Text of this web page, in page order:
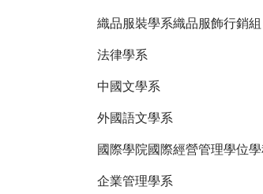
織品服裝學系織品服飾行銷
法律學系
中國文學系
外國語文學系
國際學院國際經營管理學位
企業管理學系